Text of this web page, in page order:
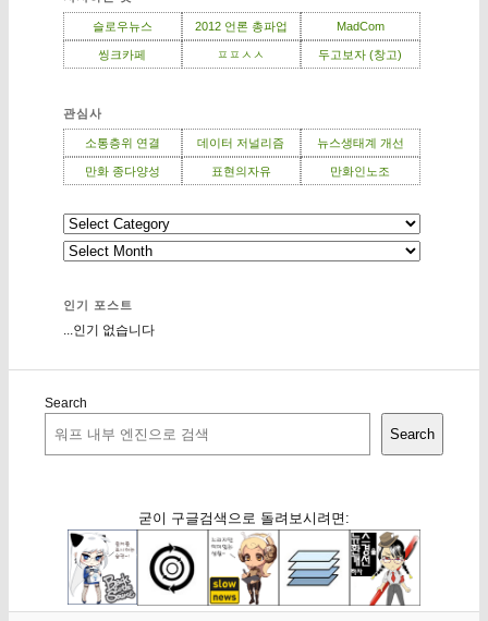
슬로우뉴스 2012 언론 총파업 MadCom
씽크카페 ㅍㅍㅅㅅ 두고보자 (창고)
관심사
소통층위 연결 데이터 저널리즘 뉴스생태계 개선
만화 종다양성 표현의자유 만화인노조
인기 포스트
...인기 없습니다
Search
Search
굳이 구글검색으로 돌려보시려면: